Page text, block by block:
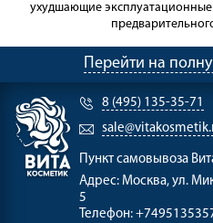
ухудшающие эксплуатационные
Перейти на
8 (495) 135-35-71
Пункт самовывоза
Адрес: Москва, ул.
5
Телефон: